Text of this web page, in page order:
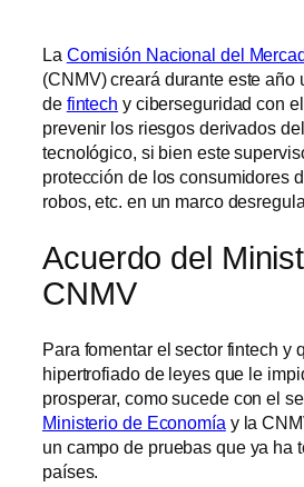
La Comisión Nacional del
(CNMV) creará durante este año
de fintech y ciberseguridad con
prevenir los riesgos derivados
tecnológico, si bien este
protección de los consumidores
robos, etc. en un marco
Acuerdo del
CNMV
Para fomentar el sector fintech y
hipertrofiado de leyes que le
prosperar, como sucede con el
Ministerio de Economía y la
un campo de pruebas que ya ha
países.